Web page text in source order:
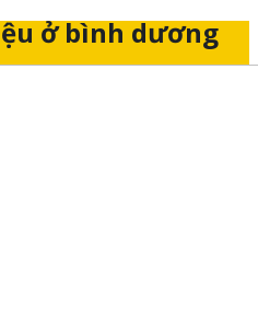
ở bình dương